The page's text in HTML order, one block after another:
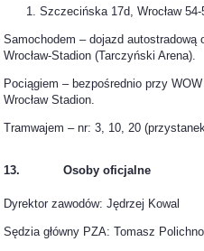
Szczecińska 17d, Wrocław 54-
Samochodem – dojazd autostradową
Wrocław-Stadion (Tarczyński Arena).
Pociągiem – bezpośrednio przy
Wrocław Stadion.
Tramwajem – nr: 3, 10, 20
13. Osoby oficjalne
Dyrektor zawodów: Jędrzej Kowal
Sędzia główny PZA: Tomasz